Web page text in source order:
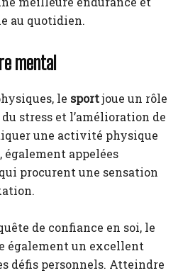
au quotidien.
mental
le sportjoue un rôle
stress et l’amélioration de
une activité physique
également appelées
procurent une sensation
de confiance en soi, le
également un excellent
défis personnels. Atteindre